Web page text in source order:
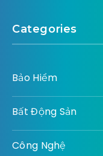
Categories
Bảo Hiểm
Bất Động Sản
Công Nghệ